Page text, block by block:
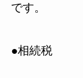
です。
●相続税